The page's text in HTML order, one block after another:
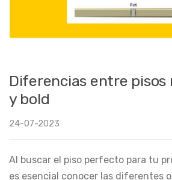
Diferencias entre
y bold
24-07-2023
Al buscar el piso perfecto para tu
es esencial conocer las diferentes